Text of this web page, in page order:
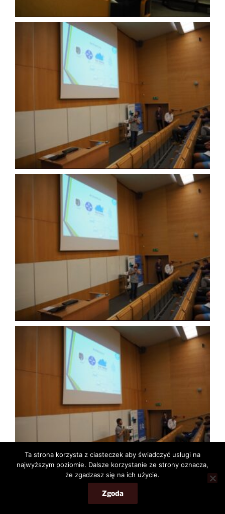
Ta strona korzysta z ciasteczek aby świadczyć usługi na
najwyższym poziomie. Dalsze korzystanie ze strony oznacza,
że zgadzasz się na ich użycie.
Zgoda